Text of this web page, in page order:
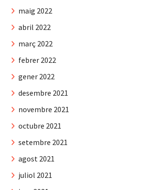
maig 2022
abril 2022
març 2022
febrer 2022
gener 2022
desembre 2021
novembre 2021
octubre 2021
setembre 2021
agost 2021
juliol 2021